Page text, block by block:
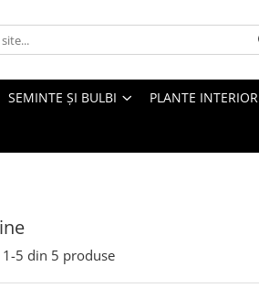
SEMINTE ȘI BULBI PLANTE INTERIOR
1-5 din 5 produse